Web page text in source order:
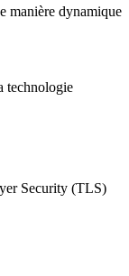
manière dynamique
technologie
Security (TLS)